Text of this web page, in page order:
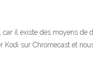
car il existe des moyens
Kodi sur Chromecast et